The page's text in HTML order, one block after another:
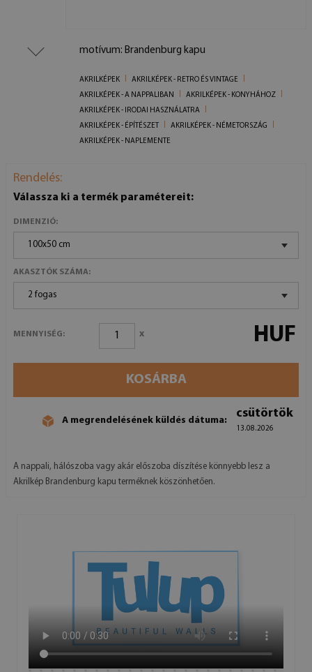
motívum: Brandenburg kapu
AKRILKÉPEK
AKRILKÉPEK - RETRO ÉS VINTAGE
AKRILKÉPEK - A NAPPALIBAN
AKRILKÉPEK - KONYHÁHOZ
AKRILKÉPEK - IRODAI HASZNÁLATRA
AKRILKÉPEK - ÉPÍTÉSZET
AKRILKÉPEK - NÉMETORSZÁG
AKRILKÉPEK - NAPLEMENTE
Rendelés:
Válassza ki a termék paramétereit:
DIMENZIÓ:
100x50 cm
AKASZTÓK SZÁMA:
2 fogas
MENNYISÉG: x HUF
KOSÁRBA
A megrendelésének küldés dátuma:
csütörtök
13.08.2026
A nappali, hálószoba vagy akár előszoba díszítése könnyebb lesz a
Akrilkép Brandenburg kapu terméknek köszönhetően.